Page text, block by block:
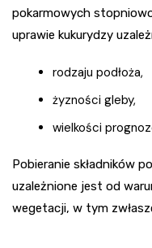
pokarmowych
uprawie kukurydzy
rodzaju podłoża,
żyzności gleby,
wielkości
Pobieranie składników
uzależnione jest od
wegetacji, w tym